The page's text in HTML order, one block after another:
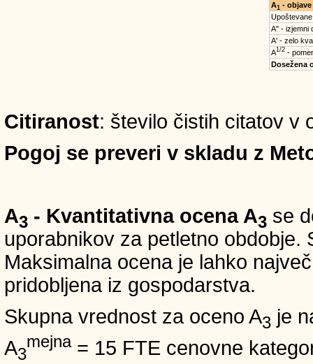
A1 - objave
A'' - izjemni
A' - zelo
A1/2-
Dosežena
Citiranost: število čistih citatov v
Pogoj se preveri v skladu z
A3 - Kvantitativna ocena A3 se
uporabnikov za petletno obdobje.
Maksimalna ocena je lahko
pridobljena iz gospodarstva.
Skupna vrednost za oceno A3 je
A3
mejna= 15 FTE cenovne